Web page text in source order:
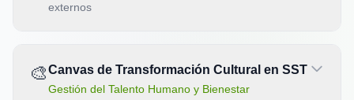
externos
🎨Canvas de Transformación Cultural en SST
Gestión del Talento Humano y Bienestar